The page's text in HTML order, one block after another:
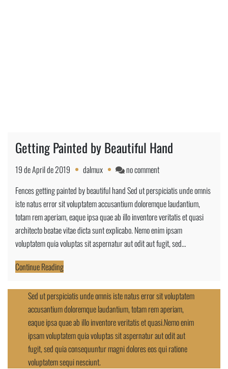
Getting Painted by Beautiful Hand
19 de April de 2019 dalmux no commenton
Painted
by
Beautiful
Hand
Fences getting painted by beautiful hand Sed ut perspiciatis unde omnis
iste natus error sit voluptatem accusantium doloremque laudantium,
totam rem aperiam, eaque ipsa quae ab illo inventore veritatis et quasi
architecto beatae vitae dicta sunt explicabo. Nemo enim ipsam
voluptatem quia voluptas sit aspernatur aut odit aut fugit, sed…
Continue Reading
Sed ut perspiciatis unde omnis iste natus error sit voluptatem
accusantium doloremque laudantium, totam rem aperiam,
eaque ipsa quae ab illo inventore veritatis et quasi.Nemo enim
ipsam voluptatem quia voluptas sit aspernatur aut odit aut
fugit, sed quia consequuntur magni dolores eos qui ratione
voluptatem sequi nesciunt.